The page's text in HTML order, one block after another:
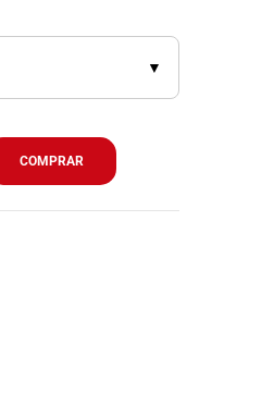
▼
COMPRAR